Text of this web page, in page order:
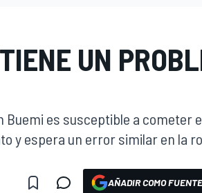
UN
Buemi es susceptible a cometer
y espera un error similar en la
AÑADIR COMO